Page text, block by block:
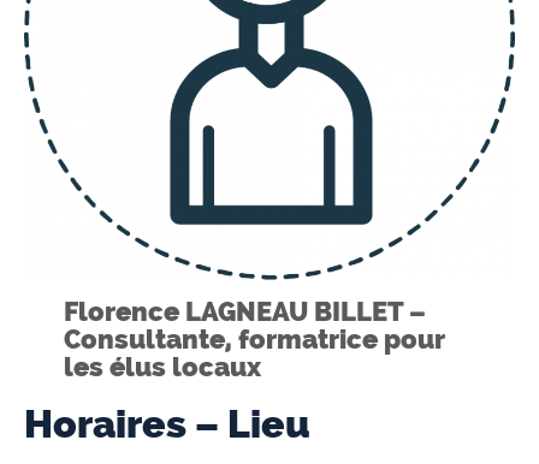
Florence LAGNEAU BILLET –
Consultante, formatrice pour
les élus locaux
Horaires – Lieu